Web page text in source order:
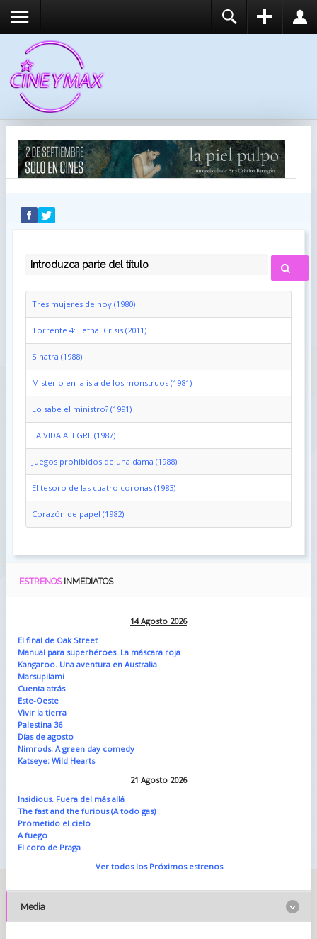
RECUÉRDEME
IDENTIFICARSE
INTRODUZCA PARTE DEL TÍTULO
Tres mujeres de hoy (1980)
Torrente 4: Lethal Crisis (2011)
Sinatra (1988)
Misterio en la isla de los monstruos (1981)
Lo sabe el ministro? (1991)
LA VIDA ALEGRE (1987)
Juegos prohibidos de una dama (1988)
El tesoro de las cuatro coronas (1983)
Corazón de papel (1982)
ESTRENOS INMEDIATOS
14 Agosto 2026
El final de Oak Street
Manual para superhéroes. La máscara roja
Kangaroo. Una aventura en Australia
Marsupilami
Cuenta atrás
Este-Oeste
Vivir la tierra
Palestina 36
Días de agosto
Nimrods: A green day comedy
Katseye: Wild Hearts
21 Agosto 2026
Insidious. Fuera del más allá
The fast and the furious (A todo gas)
Prometido el cielo
A fuego
El coro de Praga
Ver todos los Próximos estrenos
Media